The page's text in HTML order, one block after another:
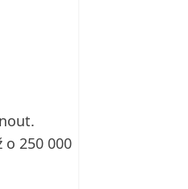
250 000